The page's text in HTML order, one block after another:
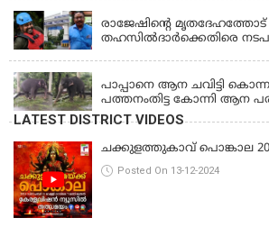
രാജേഷിന്റെ
തഹസിൽദാർക്കെതിരെ നടപടി;
പാപ്പാനെ ആന ചവിട്ടി
പത്തനംതിട്ട കോന്നി ആന
LATEST DISTRICT VIDEOS
ചക്കുളത്തുകാവ് പൊങ്കാല
Posted On 13-12-2024